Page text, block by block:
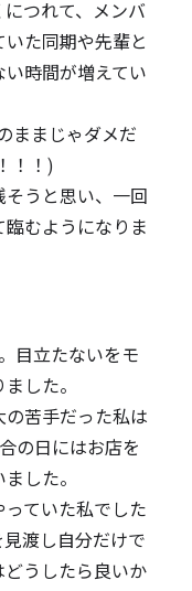
つれて、メンバ
た同期や先輩と
時間が増えてい
ままじゃダメだ
！！)
うと思い、一回
むようになりま
目立たないをモ
した。
苦手だった私は
の日にはお店を
した。
ていた私でした
渡し自分だけで
うしたら良いか